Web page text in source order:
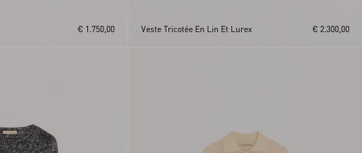
€ 1.750,00 Veste Tricotée En Lin Et Lurex € 2.300,00